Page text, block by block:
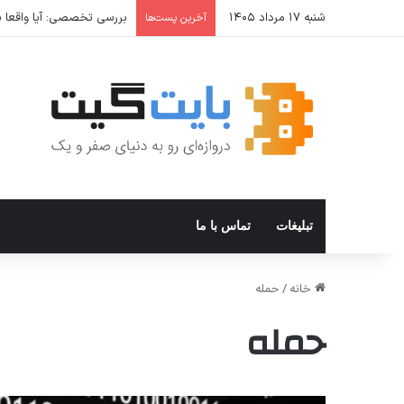
شنبه ۱۷ مرداد ۱۴۰۵ آخرین پست‌ها بررسی تخصصی: آیا واقعا
تبلیغات تماس با ما
خانه / حمله
حمله